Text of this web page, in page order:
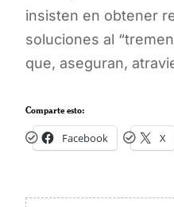
insisten en obtener
soluciones al
que, aseguran,
Comparte esto:
Facebook X